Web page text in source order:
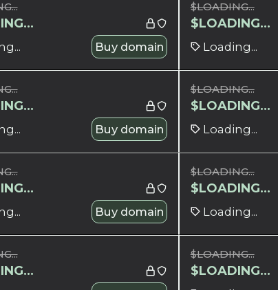
Buy domain
$LOADING...
$LOADING...
Loading...
Buy domain
$LOADING...
$LOADING...
Loading...
Buy domain
$LOADING...
$LOADING...
Loading...
$LOADING...
$LOADING...